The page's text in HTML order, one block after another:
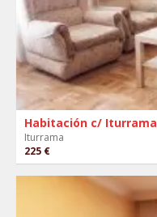
Habitación c/ Iturrama
Iturrama
225 €